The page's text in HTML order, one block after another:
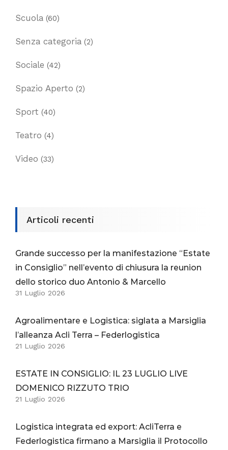
Scuola (60)
Senza categoria (2)
Sociale (42)
Spazio Aperto (2)
Sport (40)
Teatro (4)
Video (33)
Articoli recenti
Grande successo per la manifestazione “Estate
in Consiglio” nell’evento di chiusura la reunion
dello storico duo Antonio & Marcello
31 Luglio 2026
Agroalimentare e Logistica: siglata a Marsiglia
l’alleanza Acli Terra – Federlogistica
21 Luglio 2026
ESTATE IN CONSIGLIO: IL 23 LUGLIO LIVE
DOMENICO RIZZUTO TRIO
21 Luglio 2026
Logistica integrata ed export: AcliTerra e
Federlogistica firmano a Marsiglia il Protocollo